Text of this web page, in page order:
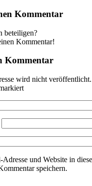
Kommentar
beteiligen?
Kommentar!
Kommentar
wird nicht veröffentlicht.
und Website in
speichern.